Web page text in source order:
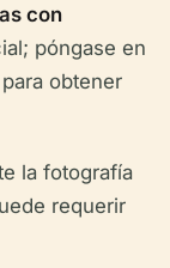
con
póngase en
obtener
la fotografía
requerir